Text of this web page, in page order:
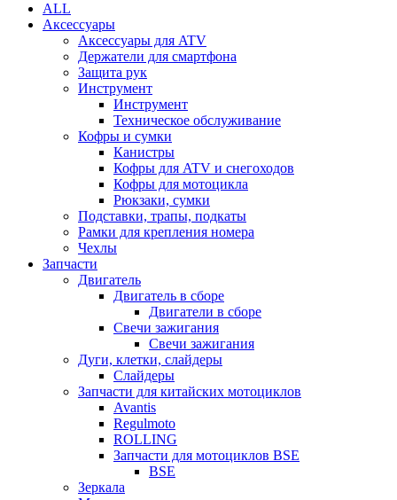
ALL
Аксессуары
Аксессуары для ATV
Держатели для смартфона
Защита рук
Инструмент
Инструмент
Техническое обслуживание
Кофры и сумки
Канистры
Кофры для ATV и снегоходов
Кофры для мотоцикла
Рюкзаки, сумки
Подставки, трапы, подкаты
Рамки для крепления номера
Чехлы
Запчасти
Двигатель
Двигатель в сборе
Двигатели в сборе
Свечи зажигания
Свечи зажигания
Дуги, клетки, слайдеры
Слайдеры
Запчасти для китайских мотоциклов
Avantis
Regulmoto
ROLLING
Запчасти для мотоциклов BSE
BSE
Зеркала